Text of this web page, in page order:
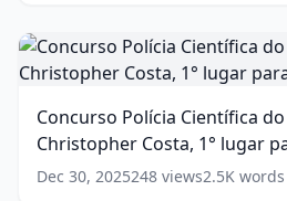
com
Edson
André
words)
Concurso
Polícia
Científica
PR:
bate
papo
com
Concurso Polícia Científica
Christopher Costa, 1° lugar
words)
Dec 30, 2025248 views2.5K words